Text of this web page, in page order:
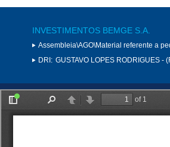
INVESTIMENTOS BEMGE S.A.
Assembleia\AGO\Material referente a
DRI: GUSTAVO LOPES RODRIGUES -